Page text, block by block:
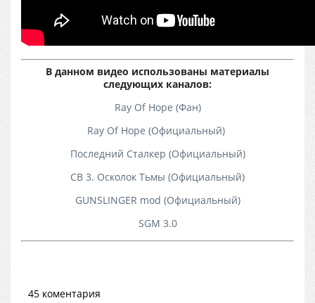
В данном видео использованы материалы
следующих каналов:
Ray Of Hope (Фан)
Ray Of Hope (Официальный)
Последний Сталкер (Официальный)
СВ 3. Осколок Тьмы (Официальный)
GUNSLINGER mod (Официальный)
SGM 3.0
45 коментария